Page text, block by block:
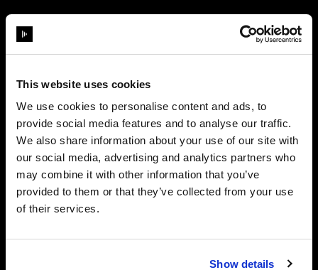
This website uses cookies
We use cookies to personalise content and ads, to
provide social media features and to analyse our traffic.
We also share information about your use of our site with
our social media, advertising and analytics partners who
may combine it with other information that you’ve
provided to them or that they’ve collected from your use
of their services.
Show details
ユーザーのコメントを見てみまし
自由に創造す
る